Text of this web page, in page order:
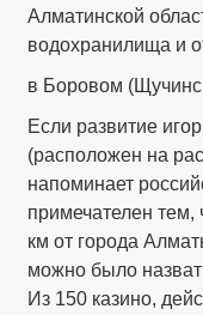
Алматинской
водохранилища и
в Боровом
Если развитие
(расположен на
напоминает
примечателен тем,
км от города
можно было
Из 150 казино,